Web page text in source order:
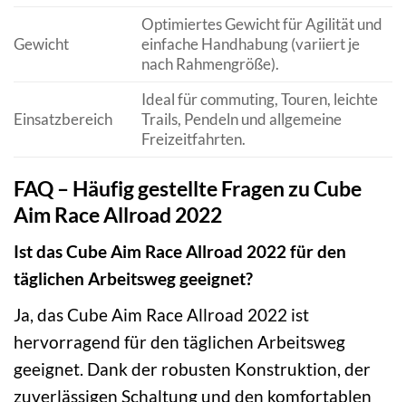
Gewicht
Optimiertes Gewicht für Agilität und
einfache Handhabung (variiert je
nach Rahmengröße).
Einsatzbereich
Ideal für commuting, Touren, leichte
Trails, Pendeln und allgemeine
Freizeitfahrten.
FAQ – Häufig gestellte Fragen zu Cube
Aim Race Allroad 2022
Ist das Cube Aim Race Allroad 2022 für den
täglichen Arbeitsweg geeignet?
Ja, das Cube Aim Race Allroad 2022 ist
hervorragend für den täglichen Arbeitsweg
geeignet. Dank der robusten Konstruktion, der
zuverlässigen Schaltung und den komfortablen